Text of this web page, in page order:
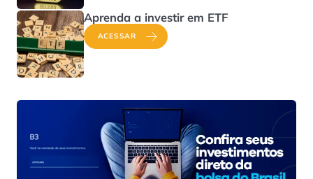
Aprenda a investir em ETF
ACESSAR